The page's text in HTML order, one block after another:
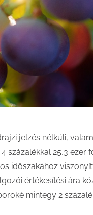
jelzés nélküli,
százalékkal 25,3 ezer
időszakához
értékesítési ára
mintegy 2